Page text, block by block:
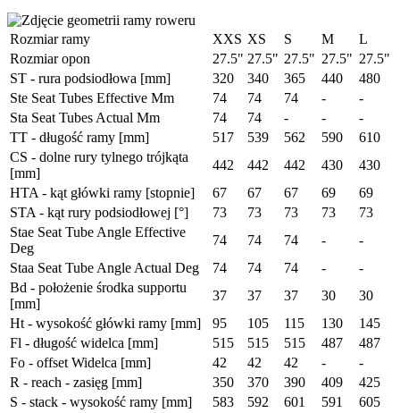
Rozmiar ramy XXS XS S M
L
Rozmiar opon
27.5" 27.5" 27.5" 27.5" 27.5"
ST - rura podsiodłowa [mm]
320 340 365 440
480
Ste Seat Tubes Effective Mm
74 74 74 -
-
Sta Seat Tubes Actual Mm
74 74 - -
-
TT - długość ramy [mm]
517 539 562 590
610
CS - dolne rury tylnego trójkąta
[mm]
442 442 442 430
430
HTA - kąt główki ramy [stopnie]
67 67 67 69
69
STA - kąt rury podsiodłowej [°]
73 73 73 73
73
Stae Seat Tube Angle Effective
Deg
74 74 74 -
-
Staa Seat Tube Angle Actual Deg
74 74 74 -
-
Bd - położenie środka supportu
[mm]
37 37 37 30
30
Ht - wysokość główki ramy [mm]
95 105 115 130
145
Fl - długość widelca [mm]
515 515 515 487
487
Fo - offset Widelca [mm]
42 42 42 -
-
R - reach - zasięg [mm]
350 370 390 409
425
S - stack - wysokość ramy [mm]
583 592 601 591
605